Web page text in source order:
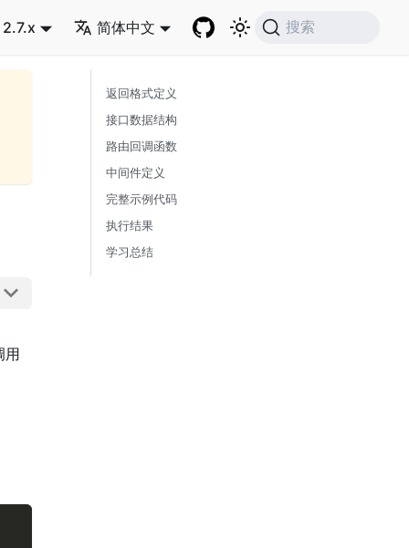
2.7.x 简体中文 搜索
用
返回格式定义
接口数据结构
路由回调函数
中间件定义
完整示例代码
执行结果
学习总结